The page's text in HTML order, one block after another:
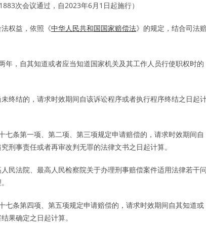
次会议通过，自2023年6月1日起施行）
权益，依照《中华人民共和国国家赔偿法》的规定，结合司法
，自其知道或者应当知道国家机关及其工作人员行使职权时的
结的，请求时效期间自该诉讼程序或者执行程序终结之日起
条第一项、第二项、第三项规定申请赔偿的，请求时效期间自
刑事责任或者再审改判无罪的法律文书之日起计算。
法院、最高人民检察院关于办理刑事赔偿案件适用法律若干问
条第四项、第五项规定申请赔偿的，请求时效期间自其知道或
果确定之日起计算。